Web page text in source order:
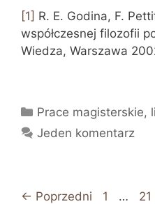
[1] R. E. Godina, F.
współczesnej filozofii
Wiedza, Warszawa
Kategorie
Prace magisterskie,
Jeden komentarz
← Poprzedni Strona
1 … 21